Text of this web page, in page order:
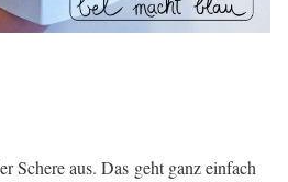
Schere aus. Das geht ganz einfach